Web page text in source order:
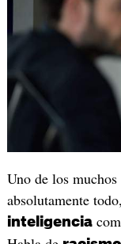
Uno de los
absolutamente
inteligencia